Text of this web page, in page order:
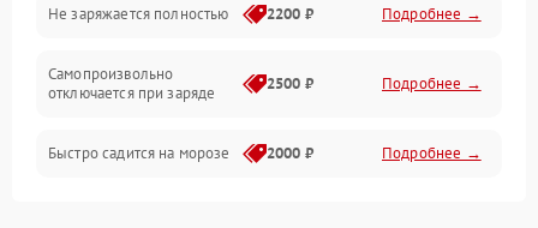
Не заряжается полностью 2200 ₽ Подробнее →
Самопроизвольно
отключается при заряде
2500 ₽ Подробнее →
Быстро садится на морозе 2000 ₽ Подробнее →